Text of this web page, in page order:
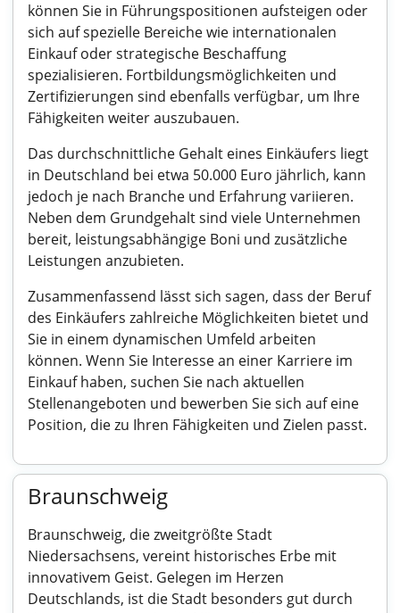
können Sie in Führungspositionen aufsteigen oder
sich auf spezielle Bereiche wie internationalen
Einkauf oder strategische Beschaffung
spezialisieren. Fortbildungsmöglichkeiten und
Zertifizierungen sind ebenfalls verfügbar, um Ihre
Fähigkeiten weiter auszubauen.
Das durchschnittliche Gehalt eines Einkäufers liegt
in Deutschland bei etwa 50.000 Euro jährlich, kann
jedoch je nach Branche und Erfahrung variieren.
Neben dem Grundgehalt sind viele Unternehmen
bereit, leistungsabhängige Boni und zusätzliche
Leistungen anzubieten.
Zusammenfassend lässt sich sagen, dass der Beruf
des Einkäufers zahlreiche Möglichkeiten bietet und
Sie in einem dynamischen Umfeld arbeiten
können. Wenn Sie Interesse an einer Karriere im
Einkauf haben, suchen Sie nach aktuellen
Stellenangeboten und bewerben Sie sich auf eine
Position, die zu Ihren Fähigkeiten und Zielen passt.
Braunschweig
Braunschweig, die zweitgrößte Stadt
Niedersachsens, vereint historisches Erbe mit
innovativem Geist. Gelegen im Herzen
Deutschlands, ist die Stadt besonders gut durch